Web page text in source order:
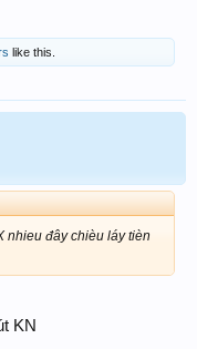
like this.
nhieu đây chièu láy tièn
KN